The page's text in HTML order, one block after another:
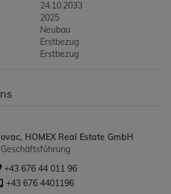
24.10.2033
2025
Neubau
Erstbezug
Erstbezug
HOMEX Real Estate GmbH
Geschäftsführung
+43 676 44 011 96
+43 676 4401196